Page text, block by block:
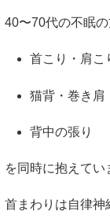
40〜70代の不眠
首こり・肩こ
猫背・巻き肩
背中の張り
を同時に抱えてい
首まわりは自律神